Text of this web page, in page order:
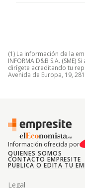
(1) La información de la
INFORMA D&B S.A.
dirígete acreditando tu
Avenida de Europa, 19,
Información ofrecida por
QUIENES SOMOS
CONTACTO EMPRESITE
PUBLICA O EDITA TU
Legal